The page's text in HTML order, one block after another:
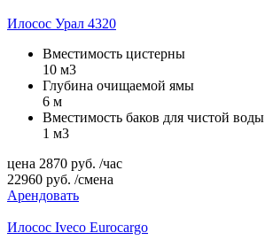
Илосос Урал 4320
Вместимость цистерны
10 м3
Глубина очищаемой ямы
6 м
Вместимость баков для чистой воды
1 м3
цена 2870 руб. /час
22960 руб. /смена
Арендовать
Илосос Iveco Eurocargo